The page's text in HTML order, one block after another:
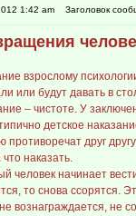
1:42 am Заголовок
взрослому
или будут давать в
– чистоте. У
детское
противоречат друг
наказать.
человек начинает
то снова ссорятся.
вознаграждается, не